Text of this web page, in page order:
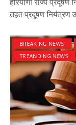
तहत प्रदूषण नियंत्रण
BREAKING NEWS
TREANDING NEWS